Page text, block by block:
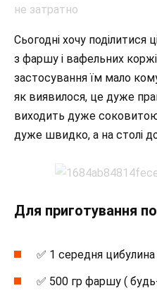
Сьогодні хочу
з фаршу і вафельних
застосування їм мало
як виявилося, це дуже
виходить дуже
дуже швидко, а на столі
Для приготування
✅ 1 середня цибулина
✅ 500 гр фаршу (